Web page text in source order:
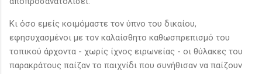
Κι όσο εμείς κοιμόμαστε τον ύπνο του δικαίου,
εφησυχασμένοι με τον καλαίσθητο καθωσπρεπισμό του
τοπικού άρχοντα - χωρίς ίχνος ειρωνείας - οι θύλακες του
παρακράτους παίζαν το παιχνίδι που συνήθισαν να παίζουν